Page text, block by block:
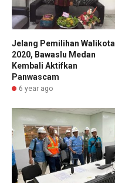
Jelang Pemilihan Walikota
2020, Bawaslu Medan
Kembali Aktifkan
Panwascam
6 year ago